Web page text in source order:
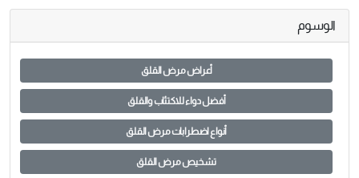
الوسوم
أعراض مرض القلق
أفضل دواء للاكتئاب والقلق
أنواع اضطرابات مرض القلق
تشخيص مرض القلق